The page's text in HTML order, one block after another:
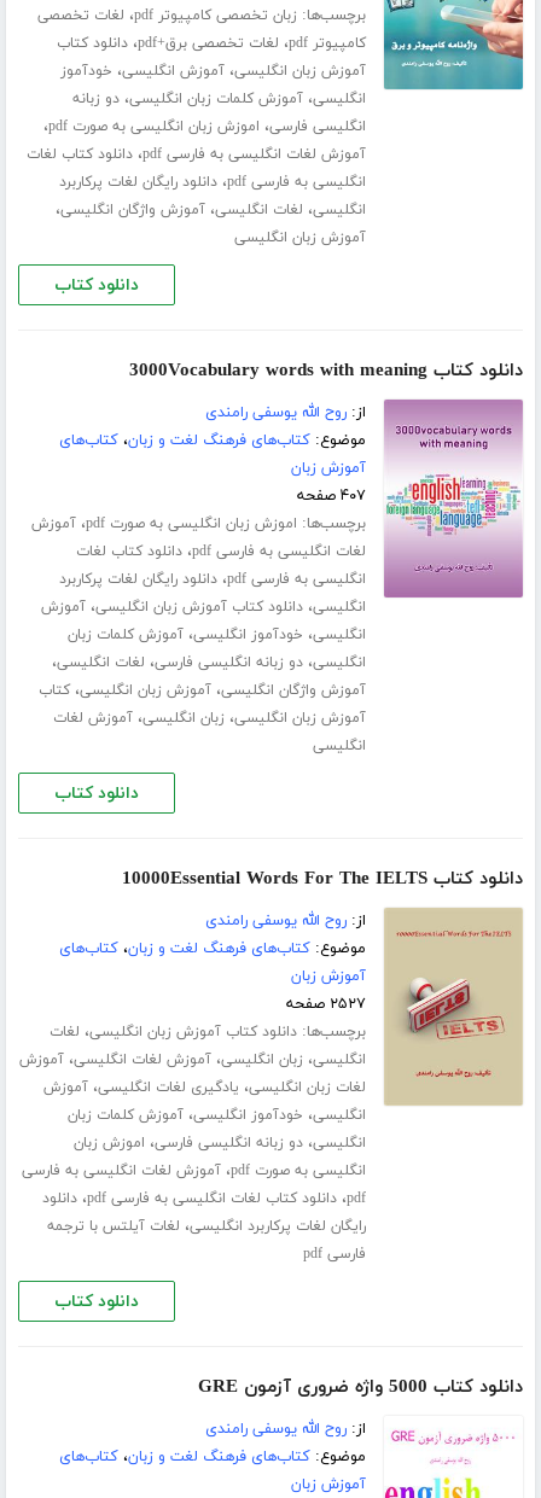
برچسب‌ها: زبان تخصصی کامپیوتر pdf ، لغات تخصصی
کامپیوتر pdf
، لغات تخصصی برق+pdf ،دانلود کتاب
آموزش زبان انگلیسی،آموزش انگلیسی، خودآموز
انگلیسی،آموزش کلمات زبان انگلیسی،دو زبانه
انگلیسی فارسی، اموزش زبان انگلیسی به صورت pdf ،
آموزش لغات انگلیسی به فارسی pdf ،دانلود کتاب لغات
انگلیسی به فارسی pdf
،دانلود رایگان لغات پرکاربرد
انگلیسی، لغات انگلیسی،آموزش واژگان انگلیسی،
آموزش زبان انگلیسی
دانلود کتاب
دانلود کتاب 3000Vocabulary words with meaning
از:روح الله یوسفی رامندی
موضوع:کتاب‌های فرهنگ لغت و زبان،کتاب‌های
آموزش زبان
۴۰۷ صفحه
برچسب‌ها: اموزش زبان انگلیسی به صورت pdf ،آموزش
لغات انگلیسی به فارسی pdf
،دانلود کتاب لغات
انگلیسی به فارسی pdf
،دانلود رایگان لغات پرکاربرد
انگلیسی،دانلود کتاب آموزش زبان انگلیسی،آموزش
انگلیسی، خودآموز انگلیسی،آموزش کلمات زبان
انگلیسی،دو زبانه انگلیسی فارسی، لغات انگلیسی،
آموزش واژگان انگلیسی،آموزش زبان انگلیسی،کتاب
آموزش زبان انگلیسی، زبان انگلیسی،آموزش لغات
انگلیسی
دانلود کتاب
دانلود کتاب 10000Essential Words For The IELTS
از:روح الله یوسفی رامندی
موضوع:کتاب‌های فرهنگ لغت و زبان،کتاب‌های
آموزش زبان
۲۵۲۷ صفحه
برچسب‌ها:دانلود کتاب آموزش زبان انگلیسی، لغات
انگلیسی، زبان انگلیسی،آموزش لغات انگلیسی،آموزش
لغات زبان انگلیسی، یادگیری لغات انگلیسی،آموزش
انگلیسی، خودآموز انگلیسی،آموزش کلمات زبان
انگلیسی،دو زبانه انگلیسی فارسی، اموزش زبان
انگلیسی به صورت pdf
،آموزش لغات انگلیسی به فارسی
pdf،دانلود کتاب لغات انگلیسی به فارسی pdf ،دانلود
رایگان لغات پرکاربرد انگلیسی، لغات آیلتس با ترجمه
فارسی pdf
دانلود کتاب
دانلود کتاب 5000 واژه ضروری آزمون GRE
از:روح الله یوسفی رامندی
موضوع:کتاب‌های فرهنگ لغت و زبان،کتاب‌های
آموزش زبان